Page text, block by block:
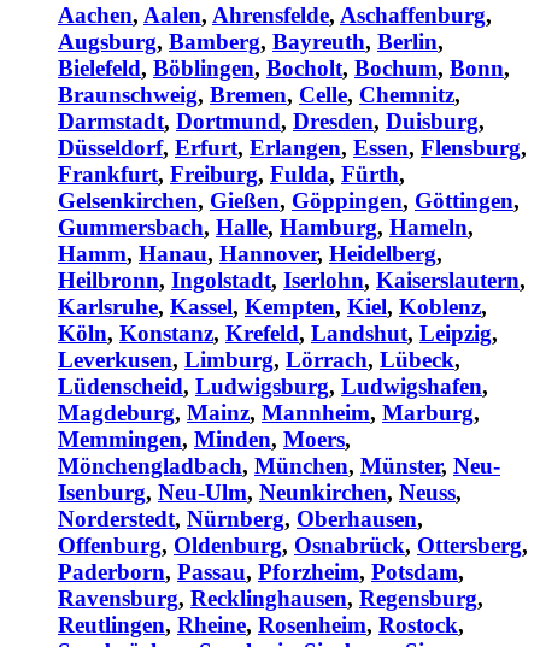
Aachen, Aalen, Ahrensfelde, Aschaffenburg,
Augsburg, Bamberg, Bayreuth, Berlin,
Bielefeld, Böblingen, Bocholt, Bochum, Bonn,
Braunschweig, Bremen, Celle, Chemnitz,
Darmstadt, Dortmund, Dresden, Duisburg,
Düsseldorf, Erfurt, Erlangen, Essen, Flensburg,
Frankfurt, Freiburg, Fulda, Fürth,
Gelsenkirchen, Gießen, Göppingen, Göttingen,
Gummersbach, Halle, Hamburg, Hameln,
Hamm, Hanau, Hannover, Heidelberg,
Heilbronn, Ingolstadt, Iserlohn, Kaiserslautern,
Karlsruhe, Kassel, Kempten, Kiel, Koblenz,
Köln, Konstanz, Krefeld, Landshut, Leipzig,
Leverkusen, Limburg, Lörrach, Lübeck,
Lüdenscheid, Ludwigsburg, Ludwigshafen,
Magdeburg, Mainz, Mannheim, Marburg,
Memmingen, Minden, Moers,
Mönchengladbach, München, Münster, Neu-
Isenburg, Neu-Ulm, Neunkirchen, Neuss,
Norderstedt, Nürnberg, Oberhausen,
Offenburg, Oldenburg, Osnabrück, Ottersberg,
Paderborn, Passau, Pforzheim, Potsdam,
Ravensburg, Recklinghausen, Regensburg,
Reutlingen, Rheine, Rosenheim, Rostock,